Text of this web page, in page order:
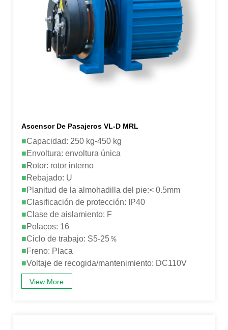
Ascensor De Pasajeros VL-D MRL
■Capacidad: 250 kg-450 kg
■Envoltura: envoltura única
■Rotor: rotor interno
■Rebajado: U
■Planitud de la almohadilla del pie:< 0.5mm
■Clasificación de protección: IP40
■Clase de aislamiento: F
■Polacos: 16
■Ciclo de trabajo: S5-25％
■Freno: Placa
■Voltaje de recogida/mantenimiento: DC110V
View More